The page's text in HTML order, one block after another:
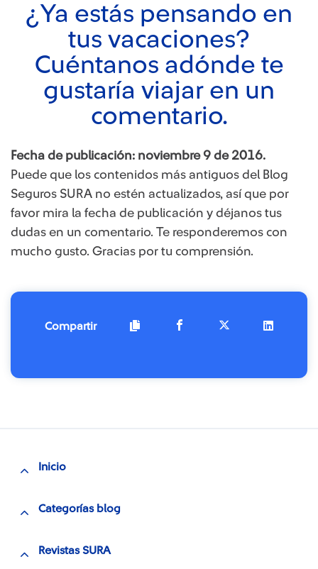
¿Ya estás pensando en
tus vacaciones?
Cuéntanos adónde te
gustaría viajar en un
comentario.
Fecha de publicación: noviembre 9 de 2016.
Puede que los contenidos más antiguos del Blog
Seguros SURA no estén actualizados, así que por
favor mira la fecha de publicación y déjanos tus
dudas en un comentario. Te responderemos con
mucho gusto. Gracias por tu comprensión.
Compartir
Inicio
Categorías blog
Revistas SURA